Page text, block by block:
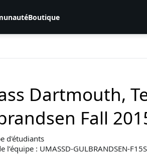
Boutique
Dartmouth,
Fall
d'étudiants
l’équipe : UMASSD-GULBRANDSEN-